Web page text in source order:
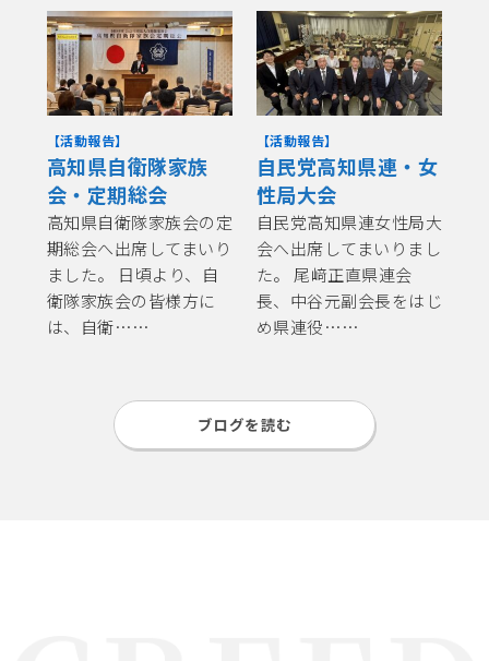
【活動報告】
高知県自衛隊家族
会・定期総会
高知県自衛隊家族会の定
期総会へ出席してまいり
ました。 日頃より、自
衛隊家族会の皆様方に
は、自衛……
【活動報告】
自民党高知県連・女
性局大会
自民党高知県連女性局大
会へ出席してまいりまし
た。 尾﨑正直県連会
長、中谷元副会長をはじ
め県連役……
ブログを読む